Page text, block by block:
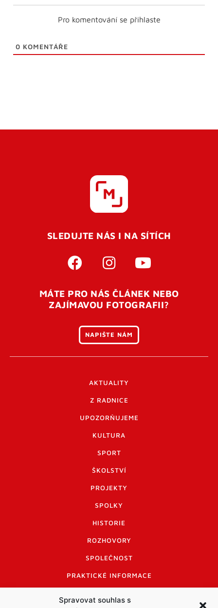
Spravovat souhlas s
Pro komentování se přihlaste
0 KOMENTÁŘE
SLEDUJTE NÁS I NA SÍTÍCH
MÁTE PRO NÁS ČLÁNEK NEBO
ZAJÍMAVOU FOTOGRAFII?
NAPIŠTE NÁM
AKTUALITY
Z RADNICE
UPOZORŇUJEME
KULTURA
SPORT
ŠKOLSTVÍ
PROJEKTY
SPOLKY
HISTORIE
ROZHOVORY
SPOLEČNOST
PRAKTICKÉ INFORMACE